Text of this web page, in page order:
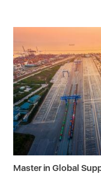
Master in Global